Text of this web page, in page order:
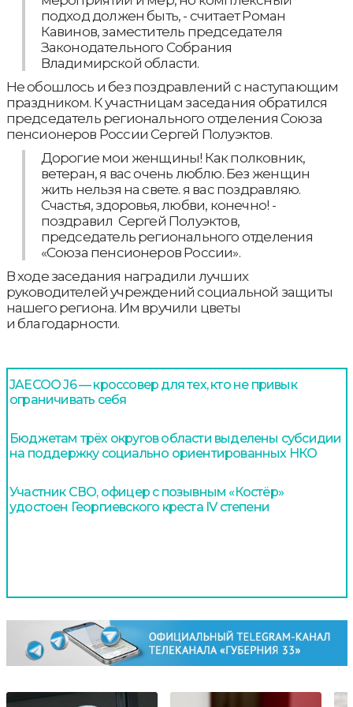
подход должен быть, - считает Роман
Кавинов, заместитель председателя
Законодательного Собрания
Владимирской области.
Не обошлось и без поздравлений с наступающим
праздником. К участницам заседания обратился
председатель регионального отделения Союза
пенсионеров России Сергей Полуэктов.
Дорогие мои женщины! Как полковник,
ветеран, я вас очень люблю. Без женщин
жить нельзя на свете. я вас поздравляю.
Счастья, здоровья, любви, конечно! -
поздравил Сергей Полуэктов,
председатель регионального отделения
«Союза пенсионеров России».
В ходе заседания наградили лучших
руководителей учреждений социальной защиты
нашего региона. Им вручили цветы
и благодарности.
JAECOO J6 — кроссовер для тех, кто не привык
ограничивать себя
Бюджетам трёх округов области выделены субсидии
на поддержку социально ориентированных НКО
Участник СВО, офицер с позывным «Костёр»
удостоен Георгиевского креста IV степени